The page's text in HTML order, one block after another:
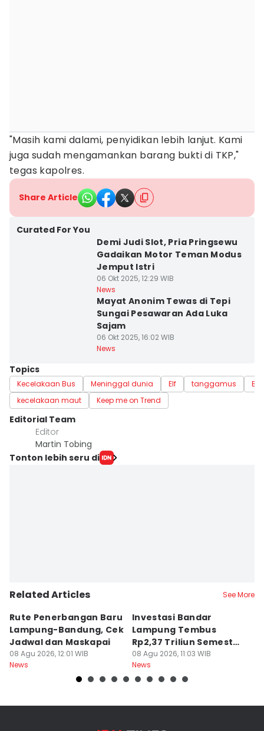
"Masih kami dalami, penyidikan lebih lanjut. Kami
juga sudah mengamankan barang bukti di TKP,"
tegas kapolres.
Share Article
Curated For You
Demi Judi Slot, Pria Pringsewu
Gadaikan Motor Teman Modus
Jemput Istri
06 Okt 2025, 12:29 WIB
News
Mayat Anonim Tewas di Tepi
Sungai Pesawaran Ada Luka
Sajam
06 Okt 2025, 16:02 WIB
News
Topics
Kecelakaan Bus Meninggal dunia Elf tanggamus
kecelakaan maut
Keep me on Trend
Editorial Team
Editor
Martin Tobing
Tonton lebih seru di
Related Articles See More
Rute Penerbangan Baru
Lampung-Bandung, Cek
Jadwal dan Maskapai
08 Agu 2026, 12:01 WIB
News
Investasi Bandar
Lampung Tembus
Rp2,37 Triliun Semester
I 2026
08 Agu 2026, 11:03 WIB
News